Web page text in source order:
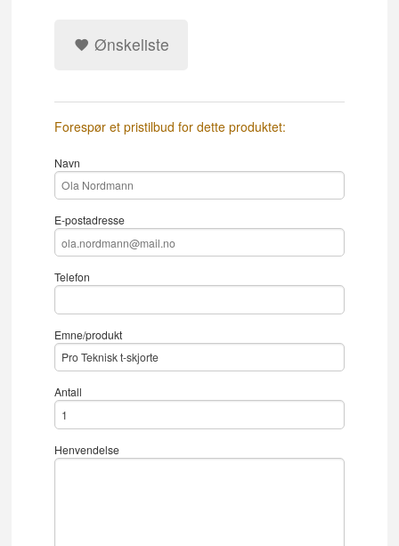
Ønskeliste
Forespør et pristilbud for dette produktet:
Navn
E-postadresse
Telefon
Emne/produkt
Antall
Henvendelse